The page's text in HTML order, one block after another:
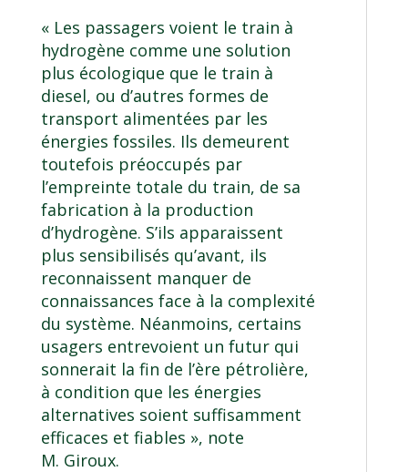
« Les passagers voient le train à
hydrogène comme une solution
plus écologique que le train à
diesel, ou d’autres formes de
transport alimentées par les
énergies fossiles. Ils demeurent
toutefois préoccupés par
l’empreinte totale du train, de sa
fabrication à la production
d’hydrogène. S’ils apparaissent
plus sensibilisés qu’avant, ils
reconnaissent manquer de
connaissances face à la complexité
du système. Néanmoins, certains
usagers entrevoient un futur qui
sonnerait la fin de l’ère pétrolière,
à condition que les énergies
alternatives soient suffisamment
efficaces et fiables », note
M. Giroux.